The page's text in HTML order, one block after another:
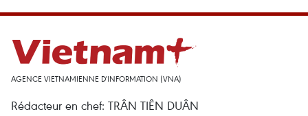
AGENCE VIETNAMIENNE D'INFORMATION (VNA)
Rédacteur en chef: TRÂN TIÊN DUÂN